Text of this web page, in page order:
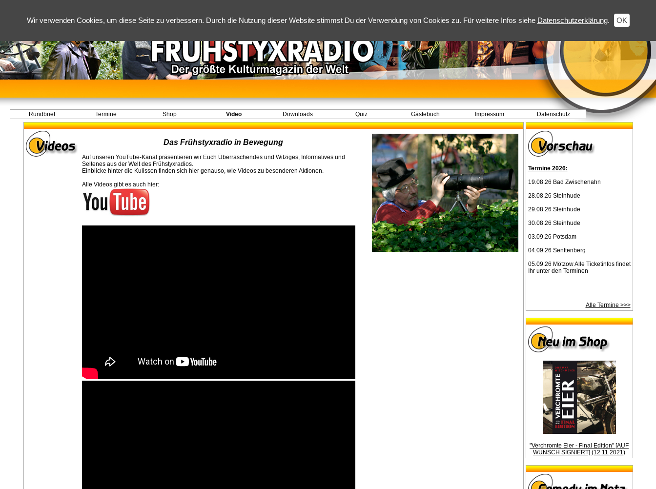
Wir verwenden Cookies, um diese Seite zu verbessern. Durch die Nutzung dieser Website stimmst Du der Verwendung von Cookies zu. Für weitere Infos siehe Datenschutzerklärung. OK
Rundbrief Termine Shop Video Downloads Quiz Gästebuch Impressum Datenschutz
Das Frühstyxradio in Bewegung
Auf unseren YouTube-Kanal präsentieren wir Euch Überraschendes und Witziges, Informatives und
Seltenes aus der Welt des Frühstyxradios.
Einblicke hinter die Kulissen finden sich hier genauso, wie Videos zu besonderen Aktionen.
Alle Videos gibt es auch hier:
Termine 2026:
19.08.26 Bad Zwischenahn
28.08.26 Steinhude
29.08.26 Steinhude
30.08.26 Steinhude
03.09.26 Potsdam
04.09.26 Senftenberg
05.09.26 Mötzow Alle Ticketinfos findet
Ihr unter den Terminen
Alle Termine >>>
"Verchromte Eier - Final Edition" [AUF
WUNSCH SIGNIERT] (12.11.2021)